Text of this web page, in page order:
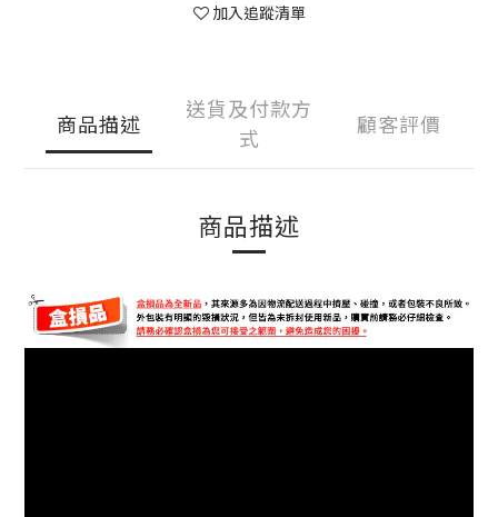
加入追蹤清單
商品描述
送貨及付款方
式
顧客評價
商品描述